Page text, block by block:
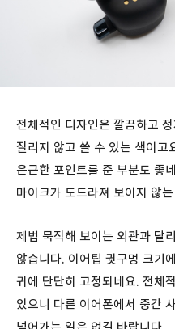
전체적인 디자인은 깔끔하고
질리지 않고 쓸 수 있는 색이고
은근한 포인트를 준 부분도 좋
마이크가 도드라져 보이지 않
제법 묵직해 보이는 외관과 달
않습니다. 이어팁 귓구멍 크기
귀에 단단히 고정되네요. 전체
있으니 다른 이어폰에서 중간